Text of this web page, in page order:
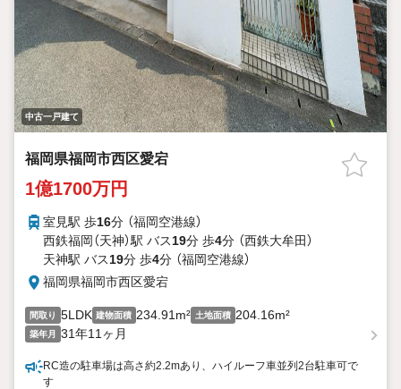
中古一戸建て
福岡県福岡市西区愛宕
1億1700万円
室見駅 歩16分 （福岡空港線）
西鉄福岡（天神）駅 バス19分 歩4分 （西鉄大牟田）
天神駅 バス19分 歩4分 （福岡空港線）
福岡県福岡市西区愛宕
間取り 5LDK 建物面積 234.91m² 土地面積 204.16m²
築年月 31年11ヶ月
RC造の駐車場は高さ約2.2mあり、ハイルーフ車並列2台駐車可で
す